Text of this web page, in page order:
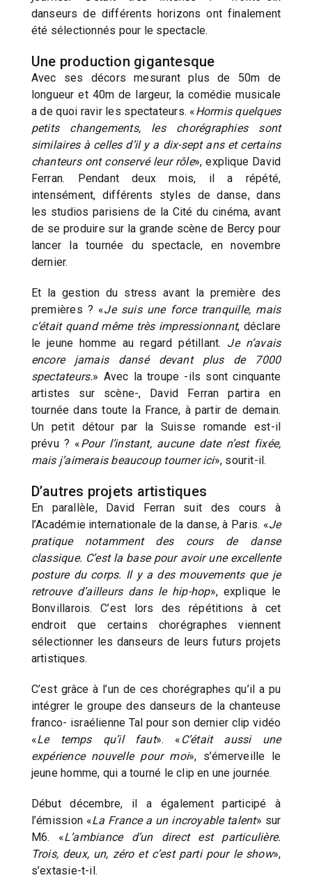
danseurs de différents horizons ont finalement
été sélectionnés pour le spectacle.
Une production gigantesque
Avec ses décors mesurant plus de 50m de
longueur et 40m de largeur, la comédie musicale
a de quoi ravir les spectateurs. «Hormis quelques
petits changements, les chorégraphies sont
similaires à celles d’il y a dix-sept ans et certains
chanteurs ont conservé leur rôle», explique David
Ferran. Pendant deux mois, il a répété,
intensément, différents styles de danse, dans
les studios parisiens de la Cité du cinéma, avant
de se produire sur la grande scène de Bercy pour
lancer la tournée du spectacle, en novembre
dernier.
Et la gestion du stress avant la première des
premières ? «Je suis une force tranquille, mais
c’était quand même très impressionnant, déclare
le jeune homme au regard pétillant. Je n’avais
encore jamais dansé devant plus de 7000
spectateurs.» Avec la troupe -ils sont cinquante
artistes sur scène-, David Ferran partira en
tournée dans toute la France, à partir de demain.
Un petit détour par la Suisse romande est-il
prévu ? «Pour l’instant, aucune date n’est fixée,
mais j’aimerais beaucoup tourner ici», sourit-il.
D’autres projets artistiques
En parallèle, David Ferran suit des cours à
l’Académie internationale de la danse, à Paris. «Je
pratique notamment des cours de danse
classique. C’est la base pour avoir une excellente
posture du corps. Il y a des mouvements que je
retrouve d’ailleurs dans le hip-hop», explique le
Bonvillarois. C’est lors des répétitions à cet
endroit que certains chorégraphes viennent
sélectionner les danseurs de leurs futurs projets
artistiques.
C’est grâce à l’un de ces chorégraphes qu’il a pu
intégrer le groupe des danseurs de la chanteuse
franco- israélienne Tal pour son dernier clip vidéo
«Le temps qu’il faut». « C’était aussi une
expérience nouvelle pour moi», s’émerveille le
jeune homme, qui a tourné le clip en une journée.
Début décembre, il a également participé à
l’émission «La France a un incroyable talent» sur
M6. «L’ambiance d’un direct est particulière.
Trois, deux, un, zéro et c’est parti pour le show»,
s’extasie-t-il.